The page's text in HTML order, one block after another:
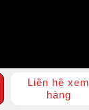
Liên hệ xem
hàng